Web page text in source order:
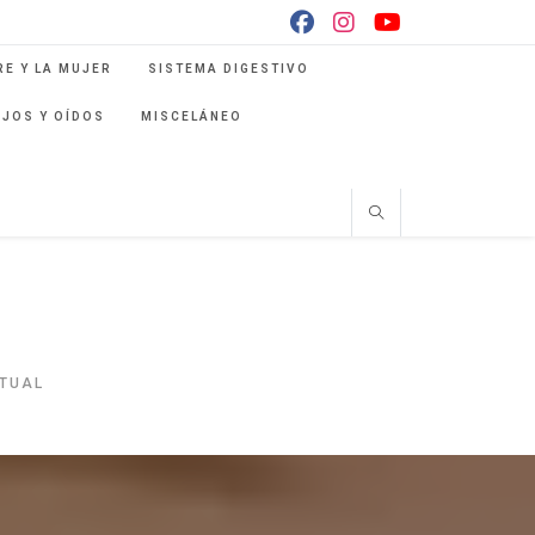
Y LA MUJER SISTEMA DIGESTIVO
Y OÍDOS MISCELÁNEO